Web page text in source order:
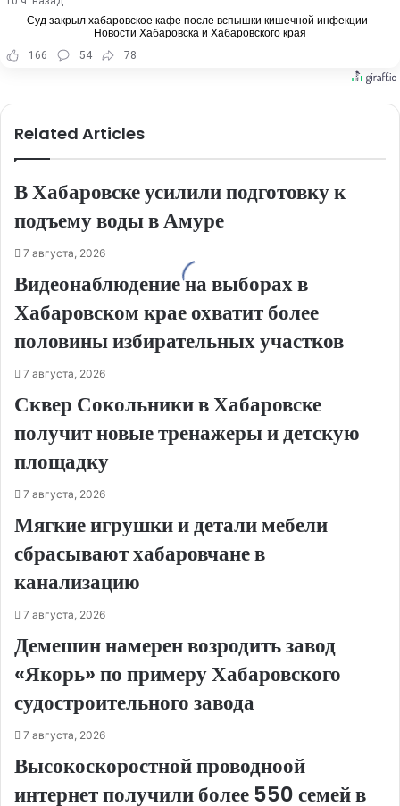
Суд закрыл хабаровское кафе после вспышки кишечной инфекции -
Новости Хабаровска и Хабаровского края
166
54 78
Related Articles
В Хабаровске усилили подготовку к
подъему воды в Амуре
7 августа, 2026
Видеонаблюдение на выборах в
Хабаровском крае охватит более
половины избирательных участков
7 августа, 2026
Сквер Сокольники в Хабаровске
получит новые тренажеры и детскую
площадку
7 августа, 2026
Мягкие игрушки и детали мебели
сбрасывают хабаровчане в
канализацию
7 августа, 2026
Демешин намерен возродить завод
«Якорь» по примеру Хабаровского
судостроительного завода
7 августа, 2026
Высокоскоростной проводноой
интернет получили более 550 семей в